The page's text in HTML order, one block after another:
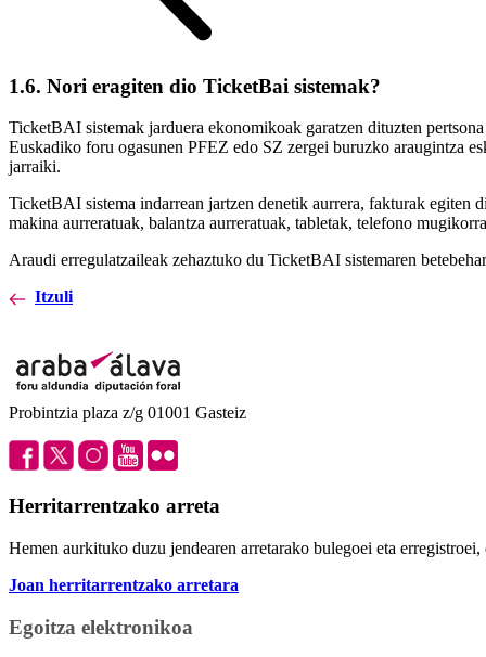
1.6. Nori eragiten dio TicketBai sistemak?
TicketBAI sistemak jarduera ekonomikoak garatzen dituzten
Euskadiko foru ogasunen PFEZ edo SZ zergei buruzko araugintza
jarraiki.
TicketBAI sistema indarrean jartzen denetik aurrera, fakturak egiten
makina aurreratuak, balantza aurreratuak, tabletak, telefono
Araudi erregulatzaileak zehaztuko du TicketBAI sistemaren
Itzuli
Probintzia plaza z/g 01001 Gasteiz
Herritarrentzako arreta
Hemen aurkituko duzu jendearen arretarako bulegoei eta
Joan herritarrentzako arretara
Egoitza elektronikoa